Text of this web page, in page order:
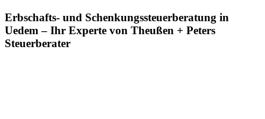
Erbschafts- und Schenkungssteuerberatung in
Uedem – Ihr Experte von Theußen + Peters
Steuerberater